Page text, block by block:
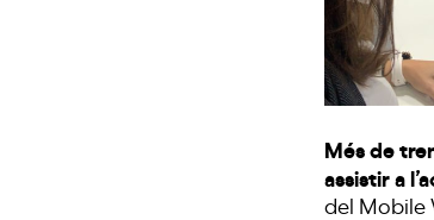
Més de
assistir a
del Mobile